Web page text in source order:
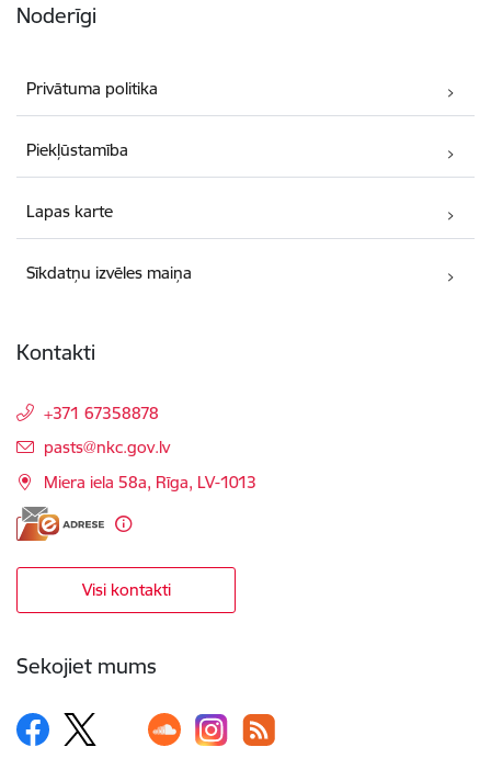
Noderīgi
Privātuma politika
Piekļūstamība
Lapas karte
Sīkdatņu izvēles maiņa
Kontakti
+371 67358878
E-pasts:
pasts@nkc.gov.lv
Miera iela 58a, Rīga, LV-1013
Visi kontakti
Sekojiet mums